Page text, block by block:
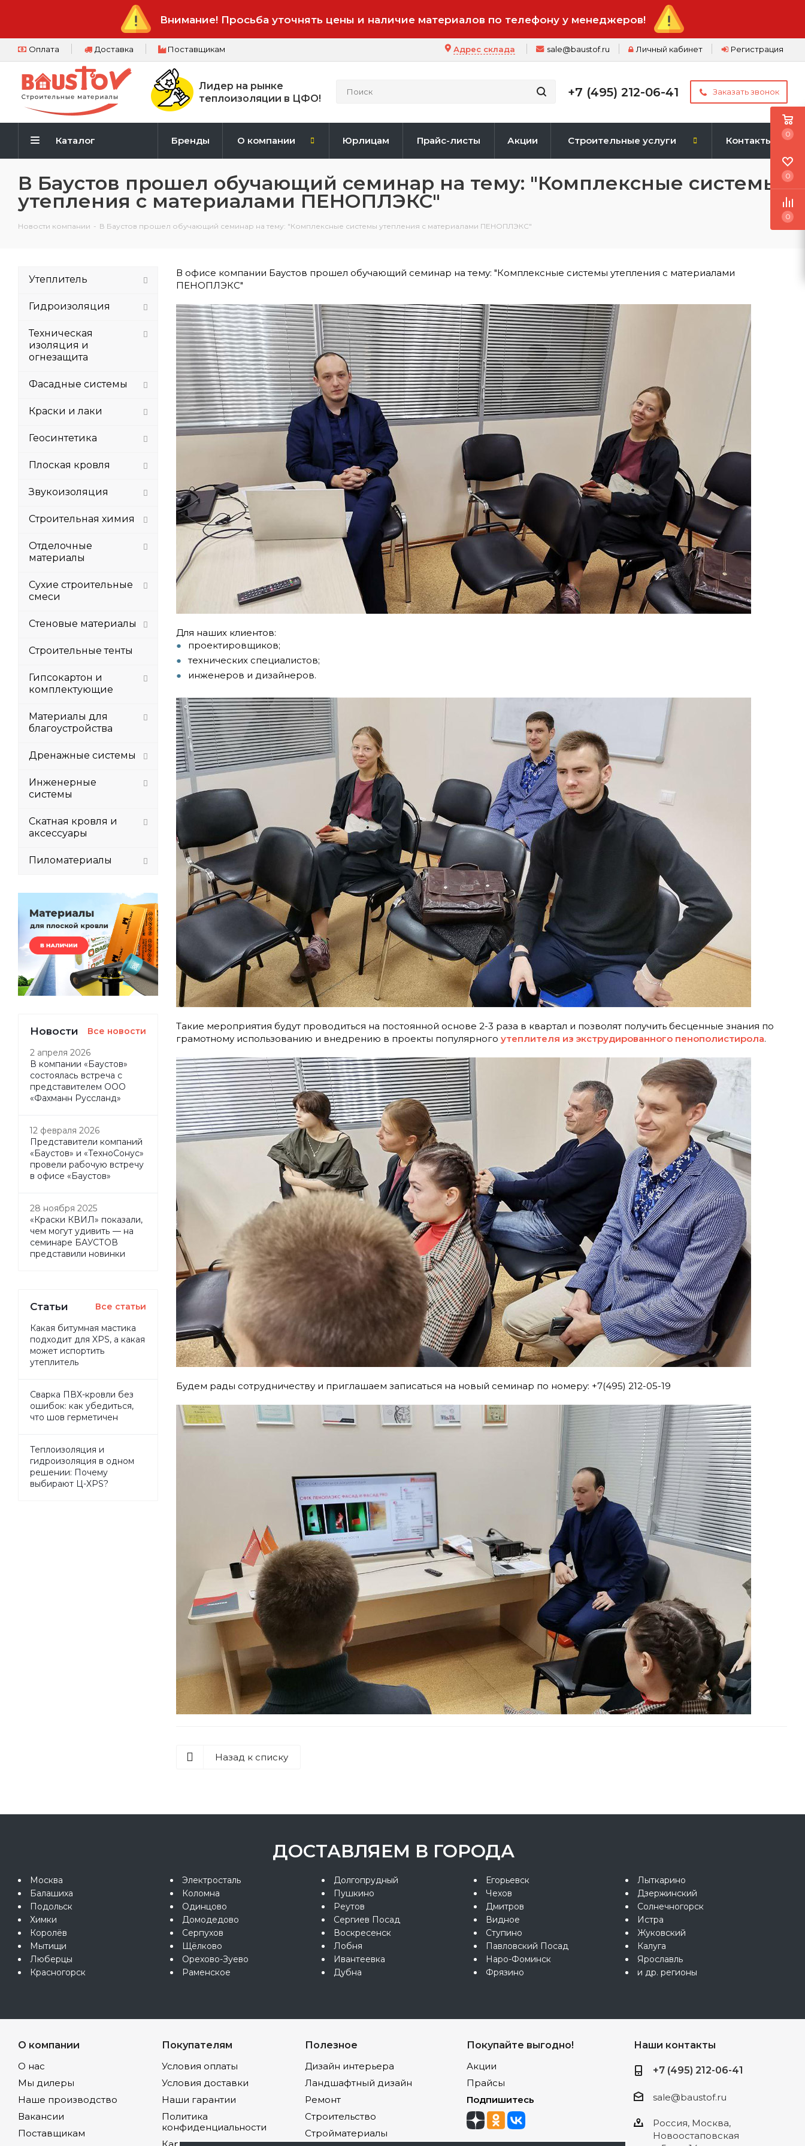
Внимание! Просьба уточнять цены и наличие материалов по телефону у менеджеров!
Оплата Доставка Поставщикам Регистрация
Личный кабинет
sale@baustof.ru
Адрес склада
Лидер на рынке
теплоизоляции в ЦФО!
+7 (495) 212-06-41 Заказать звонок
Каталог Бренды О компании Юрлицам Прайс-листы Акции Строительные услуги Контакты
В Баустов прошел обучающий семинар на тему: "Комплексные системы
утепления с материалами ПЕНОПЛЭКС"
Новости компании - В Баустов прошел обучающий семинар на тему: "Комплексные системы утепления с материалами ПЕНОПЛЭКС"
В офисе компании Баустов прошел обучающий семинар на тему: "Комплексные системы утепления с материалами
ПЕНОПЛЭКС"
Для наших клиентов:
проектировщиков;
технических специалистов;
инженеров и дизайнеров.
Такие мероприятия будут проводиться на постоянной основе 2-3 раза в квартал и позволят получить бесценные знания по
грамотному использованию и внедрению в проекты популярного утеплителя из экструдированного пенополистирола.
Будем рады сотрудничеству и приглашаем записаться на новый семинар по номеру: +7(495) 212-05-19
Назад к списку
Утеплитель
Гидроизоляция
Техническая
изоляция и
огнезащита
Фасадные системы
Краски и лаки
Геосинтетика
Плоская кровля
Звукоизоляция
Строительная химия
Отделочные
материалы
Сухие строительные
смеси
Стеновые материалы
Строительные тенты
Гипсокартон и
комплектующие
Материалы для
благоустройства
Дренажные системы
Инженерные
системы
Скатная кровля и
аксессуары
Пиломатериалы
Новости Все новости
2 апреля 2026
В компании «Баустов»
состоялась встреча с
представителем ООО
«Фахманн Руссланд»
12 февраля 2026
Представители компаний
«Баустов» и «ТехноСонус»
провели рабочую встречу
в офисе «Баустов»
28 ноября 2025
«Краски КВИЛ» показали,
чем могут удивить — на
семинаре БАУСТОВ
представили новинки
Статьи Все статьи
Какая битумная мастика
подходит для XPS, а какая
может испортить
утеплитель
Сварка ПВХ-кровли без
ошибок: как убедиться,
что шов герметичен
Теплоизоляция и
гидроизоляция в одном
решении: Почему
выбирают Ц-XPS?
ДОСТАВЛЯЕМ В ГОРОДА
Москва
Балашиха
Подольск
Химки
Королёв
Мытищи
Люберцы
Красногорск
Электросталь
Коломна
Одинцово
Домодедово
Серпухов
Щёлково
Орехово-Зуево
Раменское
Долгопрудный
Пушкино
Реутов
Сергиев Посад
Воскресенск
Лобня
Ивантеевка
Дубна
Егорьевск
Чехов
Дмитров
Видное
Ступино
Павловский Посад
Наро-Фоминск
Фрязино
Лыткарино
Дзержинский
Солнечногорск
Истра
Жуковский
Калуга
Ярославль
и др. регионы
О компании
О нас
Мы дилеры
Наше производство
Вакансии
Поставщикам
Покупателям
Условия оплаты
Условия доставки
Наши гарантии
Политика
конфиденциальности
Полезное
Дизайн интерьера
Ландшафтный дизайн
Ремонт
Строительство
Стройматериалы
Покупайте выгодно!
Акции
Прайсы
Подпишитесь
Наши контакты
+7 (495) 212-06-41
sale@baustof.ru
Россия, Москва,
Новоостаповская
0
0
0